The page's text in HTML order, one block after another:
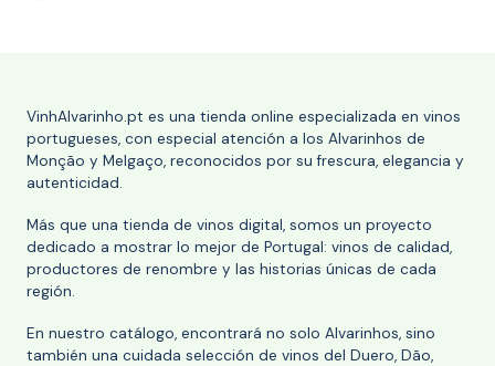
VinhAlvarinho.pt es una tienda online especializada en vinos
portugueses, con especial atención a los Alvarinhos de
Monção y Melgaço, reconocidos por su frescura, elegancia y
autenticidad.
Más que una tienda de vinos digital, somos un proyecto
dedicado a mostrar lo mejor de Portugal: vinos de calidad,
productores de renombre y las historias únicas de cada
región.
En nuestro catálogo, encontrará no solo Alvarinhos, sino
también una cuidada selección de vinos del Duero, Dão,